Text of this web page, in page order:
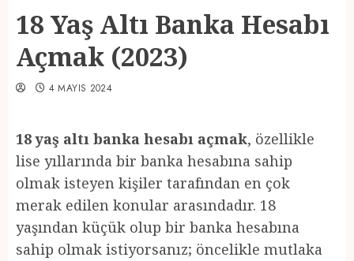
18 Yaş Altı Banka Hesabı
Açmak (2023)
4 MAYIS 2024
18 yaş altı banka hesabı açmak, özellikle
lise yıllarında bir banka hesabına sahip
olmak isteyen kişiler tarafından en çok
merak edilen konular arasındadır. 18
yaşından küçük olup bir banka hesabına
sahip olmak istiyorsanız; öncelikle mutlaka